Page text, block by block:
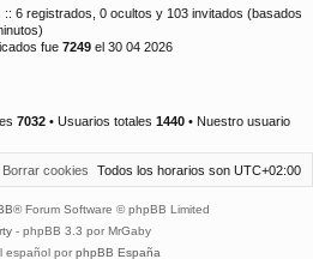
6 registrados, 0 ocultos y 103 invitados (basados
fue 7249 el 30 04 2026
7032 • Usuarios totales 1440 • Nuestro usuario
Todos los horarios son UTC+02:00
Borrar cookies
® Forum Software © phpBB Limited
- phpBB 3.3 por MrGaby
español por phpBB España